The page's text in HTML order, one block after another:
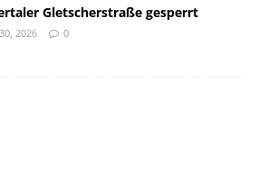
Gletscherstraße gesperrt
2026 0